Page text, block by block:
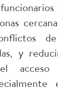
y